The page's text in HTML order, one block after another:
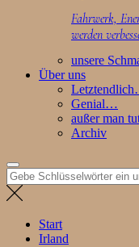
Fahrwerk,
werden
unsere
Über uns
Genial…
außer man
Archiv
Suchen
nach:
Start
Irland